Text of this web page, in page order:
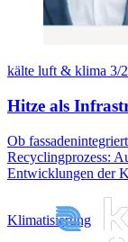
kälte luft & klima 3/
Hitze als
Ob
Recyclingprozess:
Entwicklungen der
Klimatisierung